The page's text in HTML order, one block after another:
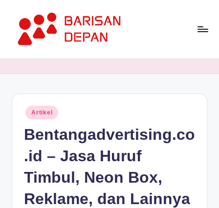
content
Terupdate
Posted
in
Artikel
Bentangadvertising.co
.id – Jasa Huruf
Timbul, Neon Box,
Reklame, dan Lainnya